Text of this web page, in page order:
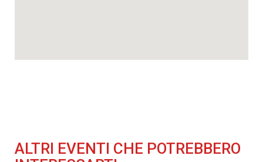
ALTRI EVENTI CHE POTREBBERO